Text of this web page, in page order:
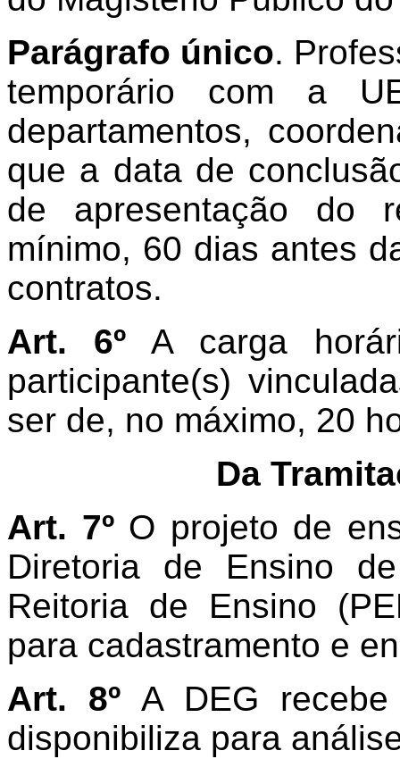
Parágrafo único.
temporário com a
departamentos,
que a data de
de apresentação do
mínimo, 60 dias antes
contratos.
Art. 6ºA carga
participante(s)
ser de, no máximo, 20
Da
Art. 7ºO projeto de
Diretoria de Ensino
Reitoria de Ensino
para cadastramento e
Art. 8º A DEG
disponibiliza para